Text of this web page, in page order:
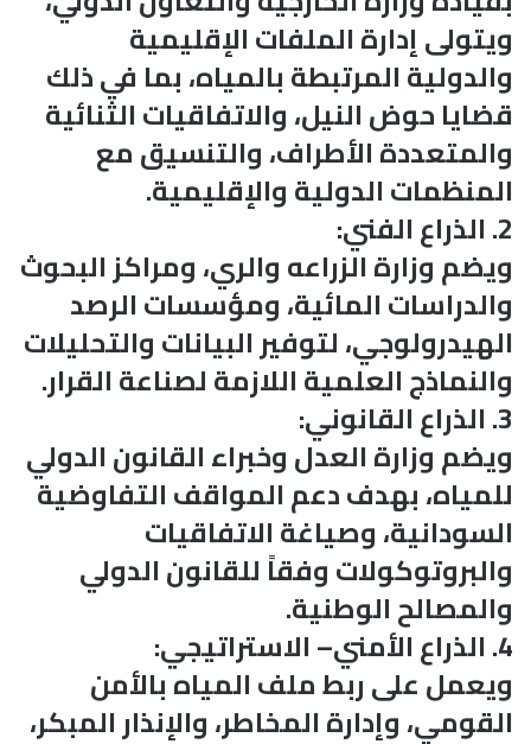
ويتولى إدارة الملفات الإقليمية
والدولية المرتبطة بالمياه، بما في ذلك
قضايا حوض النيل، والاتفاقيات الثنائية
والمتعددة الأطراف، والتنسيق مع
المنظمات الدولية والإقليمية.
2. الذراع الفني:
ويضم وزارة الزراعه والري، ومراكز البحوث
والدراسات المائية، ومؤسسات الرصد
الهيدرولوجي، لتوفير البيانات والتحليلات
والنماذج العلمية اللازمة لصناعة القرار.
3. الذراع القانوني:
ويضم وزارة العدل وخبراء القانون الدولي
للمياه، بهدف دعم المواقف التفاوضية
السودانية، وصياغة الاتفاقيات
والبروتوكولات وفقاً للقانون الدولي
والمصالح الوطنية.
4. الذراع الأمني– الاستراتيجي:
ويعمل على ربط ملف المياه بالأمن
القومي، وإدارة المخاطر، والإنذار المبكر،